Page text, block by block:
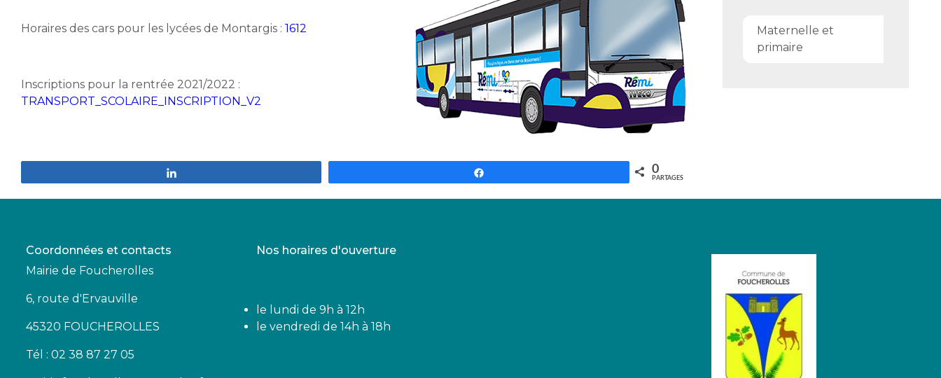
Horaires des cars pour les lycées de Montargis : 1612
Inscriptions pour la rentrée 2021/2022 :
TRANSPORT_SCOLAIRE_INSCRIPTION_V2
Maternelle et
primaire
0
PARTAGES
Coordonnées et contacts
Mairie de Foucherolles
6, route d'Ervauville
45320 FOUCHEROLLES
Tél : 02 38 87 27 05
Nos horaires d'ouverture
le lundi de 9h à 12h
le vendredi de 14h à 18h